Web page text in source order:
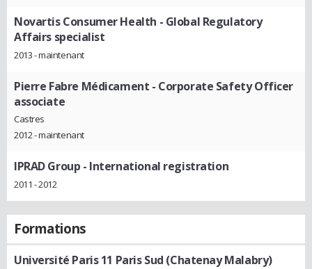
Novartis Consumer Health - Global Regulatory
Affairs specialist
2013 - maintenant
Pierre Fabre Médicament - Corporate Safety Officer
associate
Castres
2012 - maintenant
IPRAD Group - International registration
2011 - 2012
Formations
Université Paris 11 Paris Sud (Chatenay Malabry)